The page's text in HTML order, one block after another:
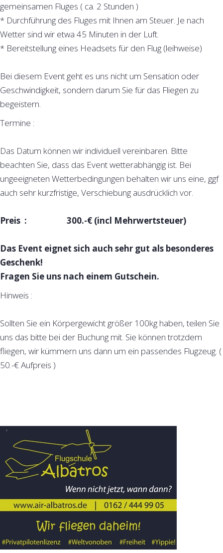
gemeinsamen Fluges ( ca. 2 Stunden )
* Durchführung des Fluges mit Ihnen am Steuer. Je nach
Wetter sind wir etwa 45 Minuten in der Luft.
* Bereitstellung eines Headsets für den Flug (leihweise)
Bei diesem Event geht es uns nicht um Sensation oder
Geschwindigkeit, sondern darum Sie für das Fliegen zu
begeistern.
Termine :
Das Datum können wir individuell vereinbaren. Bitte
beachten Sie, dass das Event wetterabhängig ist. Bei
ungeeigneten Wetterbedingungen behalten wir uns eine, ggf
auch sehr kurzfristige, Verschiebung ausdrücklich vor.
Preis : 300.-€ (incl Mehrwertsteuer)
Das Event eignet sich auch sehr gut als besonderes
Geschenk!
Fragen Sie uns nach einem Gutschein.
Hinweis :
Sollten Sie ein Körpergewicht größer 100kg haben, teilen Sie
uns das bitte bei der Buchung mit. Sie können trotzdem
fliegen, wir kümmern uns dann um ein passendes Flugzeug. (
50.-€ Aufpreis )